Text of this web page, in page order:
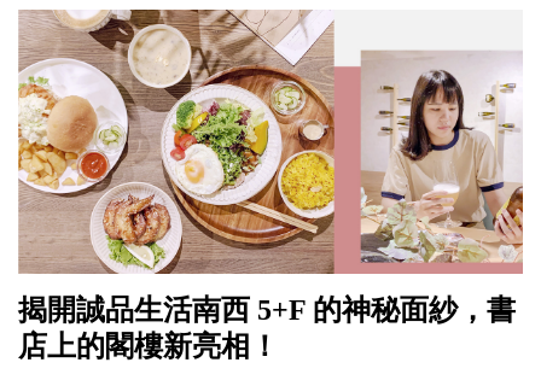
揭開誠品生活南西 5+F 的神秘面紗，書
店上的閣樓新亮相！